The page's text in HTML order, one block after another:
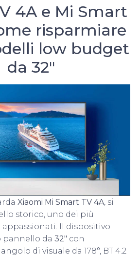
4A e Mi Smart
risparmiare
low budget
da 32″
Xiaomi Mi Smart TV 4A, si
storico, uno dei più
Il dispositivo
pannello da 32″ con
di visuale da 178°, BT 4.2